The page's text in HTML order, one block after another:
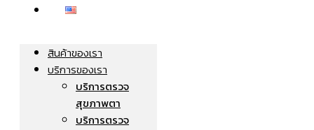
สินค้าของเรา
บริการของเรา
บริการตรวจ
สุขภาพตา
บริการตรวจ